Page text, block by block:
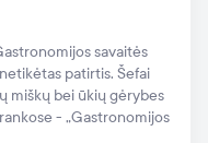
savaitės
patirtis. Šefai
miškų bei ūkių gėrybes
- „Gastronomijos